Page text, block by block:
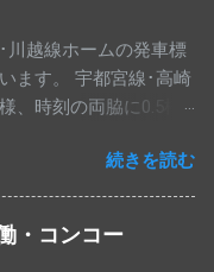
川越線ホームの発車標
ます。 宇都宮線･高崎
、時刻の両脇に0.5桁
名と交互に設定されて
、過去の表示もまと
続きを読む
・コンコー